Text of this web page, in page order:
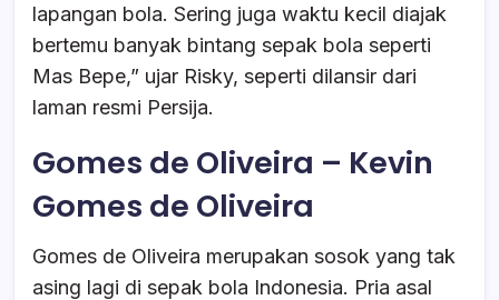
lapangan bola. Sering juga waktu kecil diajak
bertemu banyak bintang sepak bola seperti
Mas Bepe,” ujar Risky, seperti dilansir dari
laman resmi Persija.
Gomes de Oliveira – Kevin
Gomes de Oliveira
Gomes de Oliveira merupakan sosok yang tak
asing lagi di sepak bola Indonesia. Pria asal